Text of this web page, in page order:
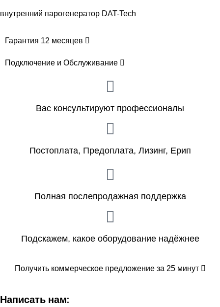
внутренний парогенератор DAT-Tech
Гарантия 12 месяцев
Подключение и Обслуживание
Вас консультируют профессионалы
Постоплата, Предоплата, Лизинг, Ерип
Полная послепродажная поддержка
Подскажем, какое оборудование надёжнее
Получить коммерческое предложение за 25 минут
Написать нам: